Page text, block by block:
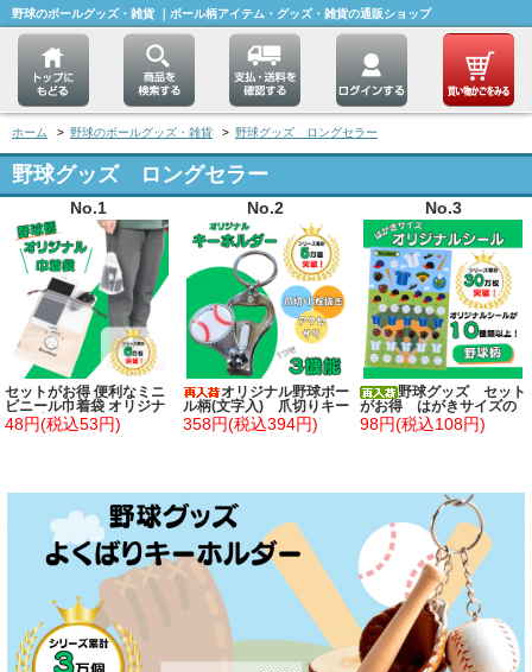
野球のボールグッズ・雑貨 ｜ボール柄アイテム・グッズ・雑貨の通販ショップ
ホーム > 野球のボールグッズ・雑貨 > 野球グッズ ロングセラー
野球グッズ ロングセラー
No.1
セットがお得 便利なミニ
ビニール巾着袋 オリジナ
ル野球柄 単価３６円～
48円(税込53円)
No.2
オリジナル野球ボー
ル柄(文字入) 爪切りキー
ホルダー（栓抜き付き）
358円(税込394円)
No.3
野球グッズ セット
がお得 はがきサイズの
オリジナルスポーツシー
ル 野球 単価７８円～
98円(税込108円)